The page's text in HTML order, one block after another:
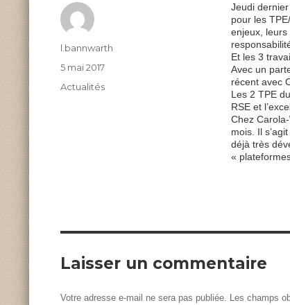
Jeudi
pour les
enjeux,
Et les 3
Avec un
récent avec
Les 2 TPE
RSE et
Chez
mois. Il
déjà très
«
Author
l.bannwarth
Posted
5 mai 2017
Categories
Actualités
Laisser un commentaire
Votre adresse e-mail ne sera pas publiée. Les champs